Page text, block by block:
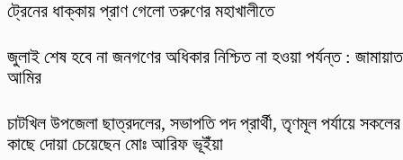
ট্রেনের ধাক্কায় প্রাণ গেলো তরুণের মহাখালীতে
জুলাই শেষ হবে না জনগণের অধিকার নিশ্চিত না হওয়া পর্যন্ত : জামায়াত
আমির
চাটখিল উপজেলা ছাত্রদলের, সভাপতি পদ প্রার্থী, তৃণমূল পর্যায়ে সকলের
কাছে দোয়া চেয়েছেন মোঃ আরিফ ভূইঁয়া